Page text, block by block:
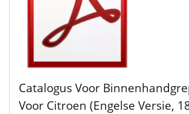
Catalogus Voor
Voor Citroen (Engelse Versie,